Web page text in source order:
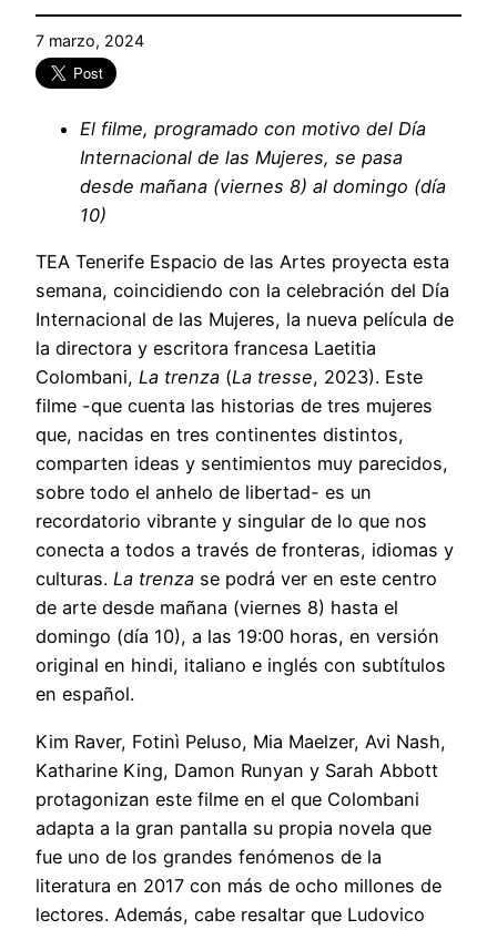
7 marzo, 2024
El filme, programado con motivo del Día
Internacional de las Mujeres, se pasa
desde mañana (viernes 8) al domingo (día
10)
TEA Tenerife Espacio de las Artes proyecta esta
semana, coincidiendo con la celebración del Día
Internacional de las Mujeres, la nueva película de
la directora y escritora francesa Laetitia
Colombani, La trenza (La tresse, 2023). Este
filme -que cuenta las historias de tres mujeres
que, nacidas en tres continentes distintos,
comparten ideas y sentimientos muy parecidos,
sobre todo el anhelo de libertad- es un
recordatorio vibrante y singular de lo que nos
conecta a todos a través de fronteras, idiomas y
culturas. La trenza se podrá ver en este centro
de arte desde mañana (viernes 8) hasta el
domingo (día 10), a las 19:00 horas, en versión
original en hindi, italiano e inglés con subtítulos
en español.
Kim Raver, Fotinì Peluso, Mia Maelzer, Avi Nash,
Katharine King, Damon Runyan y Sarah Abbott
protagonizan este filme en el que Colombani
adapta a la gran pantalla su propia novela que
fue uno de los grandes fenómenos de la
literatura en 2017 con más de ocho millones de
lectores. Además, cabe resaltar que Ludovico